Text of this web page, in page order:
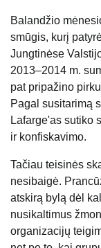
Balandžio
smūgis, kurį
Jungtinėse
2013–2014 m.
pat pripažino
Pagal susitarimą
Lafarge'as sutiko
ir konfiskavimo.
Tačiau teisinės
nesibaigė.
atskirą bylą dėl
nusikaltimus
organizacijų